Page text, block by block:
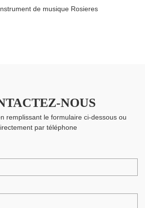
de musique Rosieres
NOUS
remplissant le formulaire ci-dessous ou
par téléphone